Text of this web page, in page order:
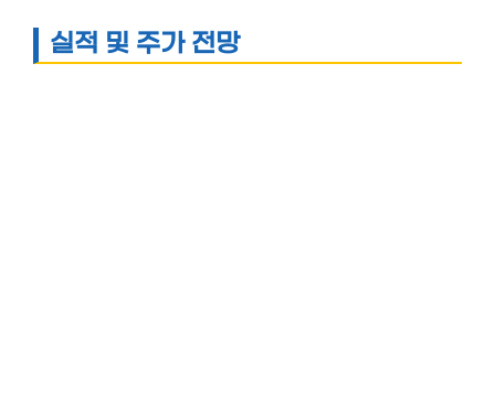
실적 및 주가 전망